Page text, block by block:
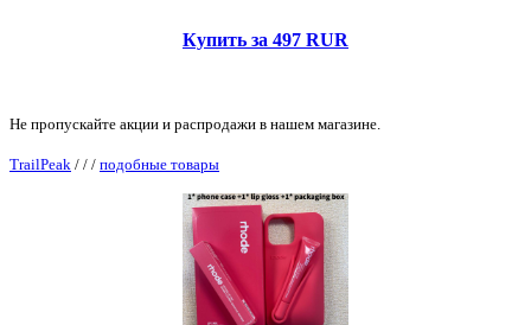
Купить за 497 RUR
Не пропускайте акции и распродажи в нашем магазине.
TrailPeak / / / подобные товары